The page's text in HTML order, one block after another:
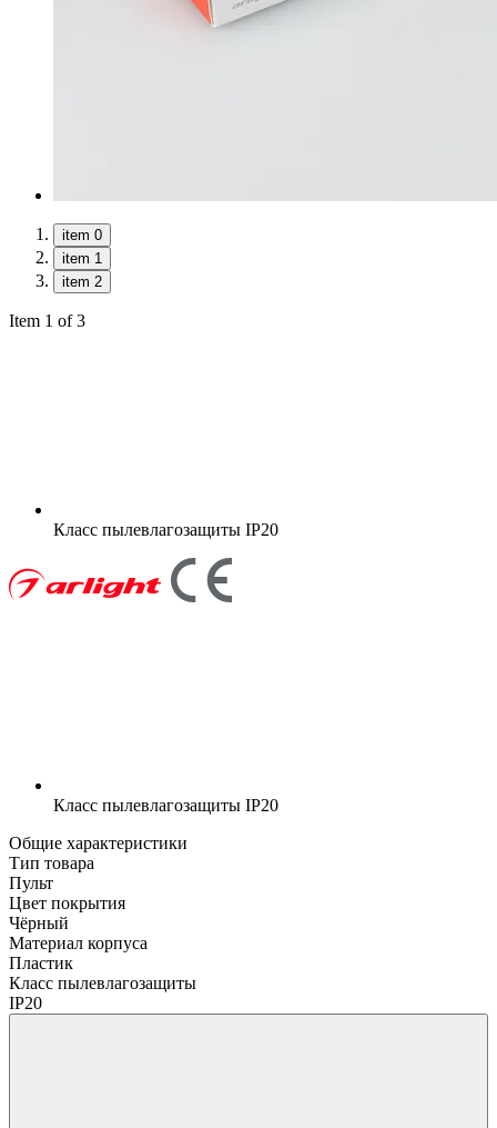
item 0
item 1
item 2
Item 1 of 3
Класс пылевлагозащиты IP20
Класс пылевлагозащиты IP20
Общие характеристики
Тип товара
Пульт
Цвет покрытия
Чёрный
Материал корпуса
Пластик
Класс пылевлагозащиты
IP20